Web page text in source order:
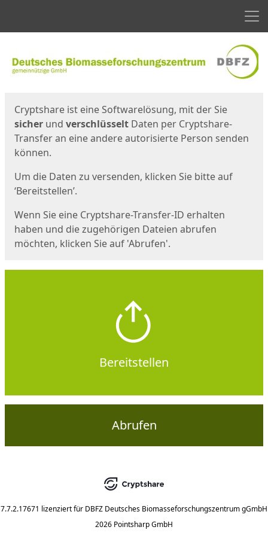
Cryptshare ist eine Softwarelösung, mit der Sie
sicher und verschlüsselt Daten per Cryptshare-
Transfer an eine andere autorisierte Person senden
können.
Um die Daten zu versenden, klicken Sie bitte auf
‘Bereitstellen’.
Wenn Sie eine Cryptshare-Transfer-ID erhalten
haben und die zugehörigen Dateien abrufen
möchten, klicken Sie auf 'Abrufen'.
Bereitstellen
Abrufen
7.7.2.17671 lizenziert für DBFZ Deutsches Biomasseforschungszentrum gGmbH
2026 Pointsharp GmbH